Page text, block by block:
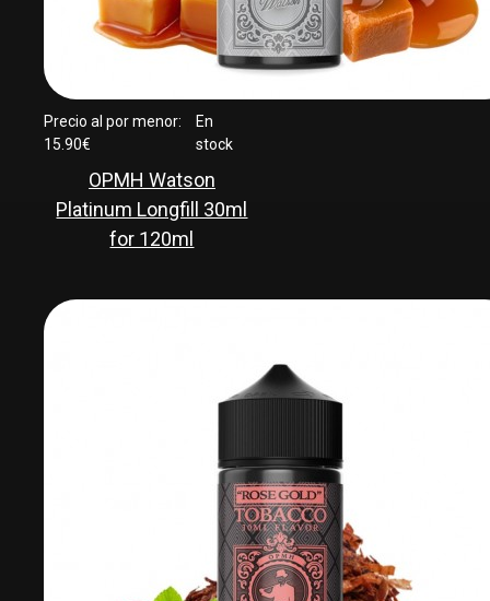
Precio al por menor:
15.90€
En
stock
OPMH Watson
Platinum Longfill 30ml
for 120ml